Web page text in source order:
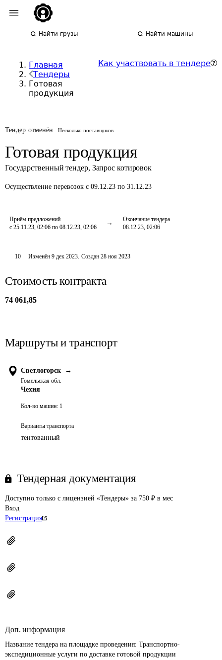
Найти грузы Найти машины
Главная
Тендеры
Готовая
продукция
Как участвовать в тендере
Тендер отменён Несколько поставщиков
Готовая продукция
Государственный тендер, Запрос котировок
Осуществление перевозок с 09.12.23 по 31.12.23
Приём предложений
с 25.11.23, 02:06 по 08.12.23, 02:06
Окончание тендера
08.12.23, 02:06
10 Изменён9 дек 2023. Создан 28 ноя 2023
Стоимость контракта
74 061,85
Маршруты и транспорт
Светлогорск →
Гомельская обл.
Чехия
Кол-во машин: 1
Варианты транспорта
тентованный
Тендерная документация
Доступно только с лицензией «Тендеры» за 750 ₽ в мес
Вход
Регистрация
Доп. информация
Название тендера на площадке проведения: Транспортно-
экспедиционные услуги по доставке готовой продукции